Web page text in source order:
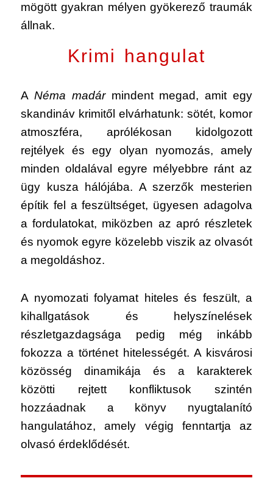
mögött gyakran mélyen gyökerező traumák
állnak.
Krimi hangulat
A Néma madármindent megad, amit egy
skandináv krimitől elvárhatunk: sötét, komor
atmoszféra, aprólékosan kidolgozott
rejtélyek és egy olyan nyomozás, amely
minden oldalával egyre mélyebbre ránt az
ügy kusza hálójába. A szerzők mesterien
építik fel a feszültséget, ügyesen adagolva
a fordulatokat, miközben az apró részletek
és nyomok egyre közelebb viszik az olvasót
a megoldáshoz.
A nyomozati folyamat hiteles és feszült, a
kihallgatások és helyszínelések
részletgazdagsága pedig még inkább
fokozza a történet hitelességét. A kisvárosi
közösség dinamikája és a karakterek
közötti rejtett konfliktusok szintén
hozzáadnak a könyv nyugtalanító
hangulatához, amely végig fenntartja az
olvasó érdeklődését.